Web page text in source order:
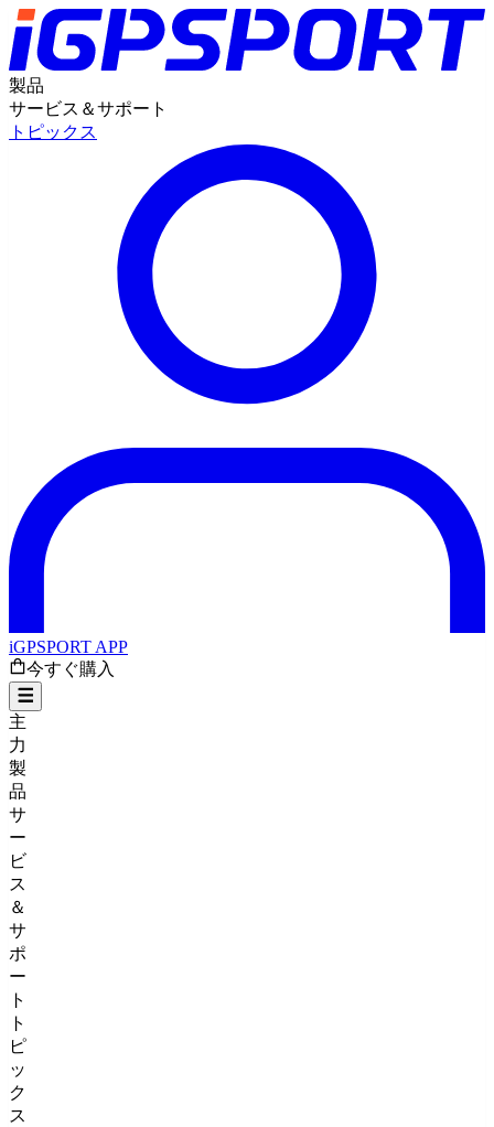
製品
サービス＆サポート
トピックス
iGPSPORT APP
今すぐ購入
主
力
製
品
サ
ー
ビ
ス
＆
サ
ポ
ー
ト
ト
ピ
ッ
ク
ス